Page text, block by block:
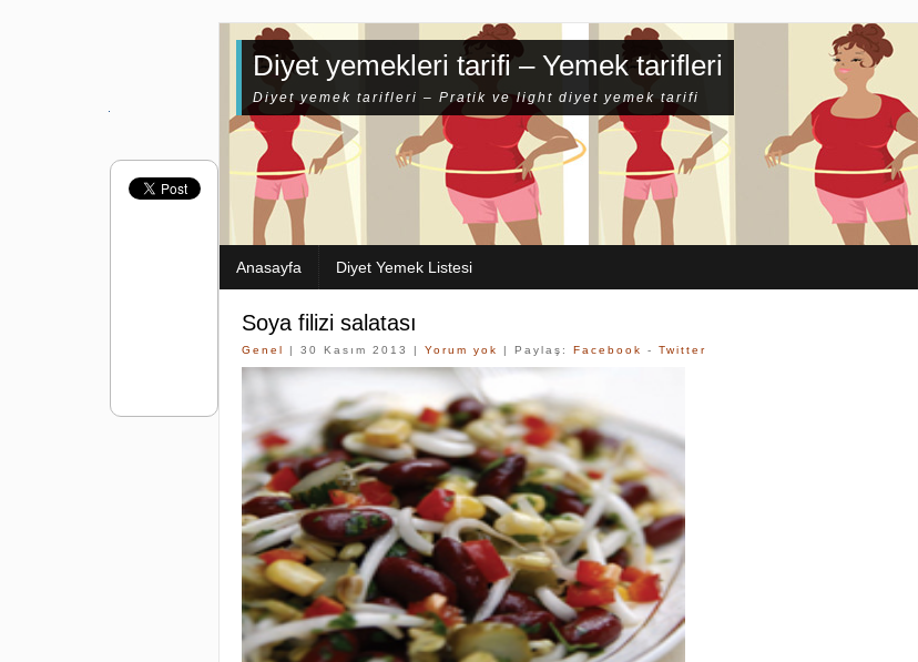
Diyet yemekleri tarifi – Yemek tarifleri
Diyet yemek tarifleri – Pratik ve light diyet yemek tarifi
Anasayfa Diyet Yemek Listesi
Soya filizi salatası
Genel | 30 Kasım 2013 | Yorum yok | Paylaş: Facebook - Twitter